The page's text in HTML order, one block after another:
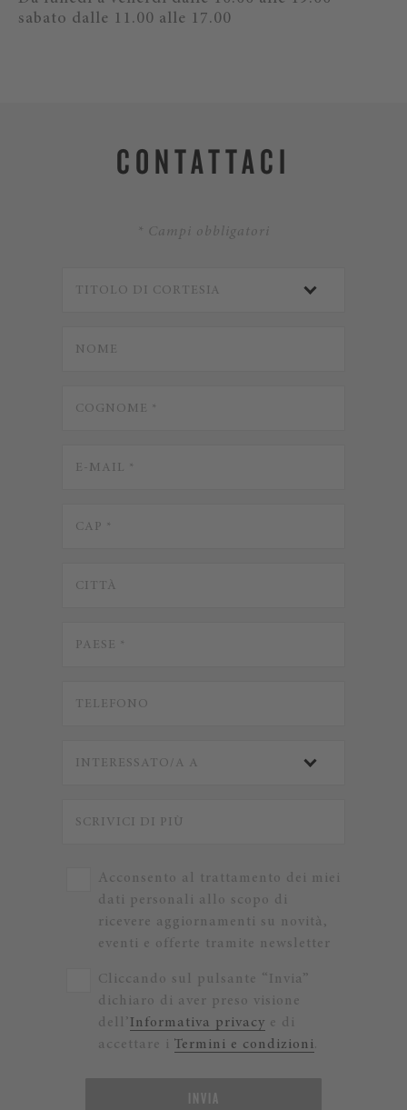
sabato dalle 11.00 alle 17.00
CONTATTACI
* Campi obbligatori
Acconsento al trattamento dei miei
dati personali allo scopo di
ricevere aggiornamenti su novità,
eventi e offerte tramite newsletter
Cliccando sul pulsante “Invia”
dichiaro di aver preso visione
dell’Informativa privacy e di
accettare i Termini e condizioni.
INVIA